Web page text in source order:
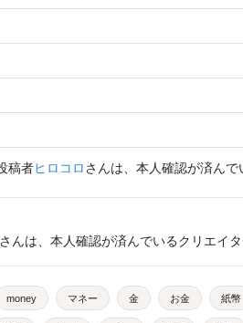
稿者ヒロコロさんは、本人確認が済んで
さんは、本人確認が済んでいるクリエイタ
money マネー 金 お金 紙幣